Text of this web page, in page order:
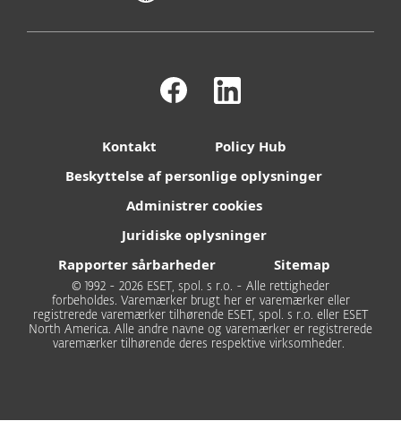
Kontakt
Policy Hub
Beskyttelse af personlige oplysninger
Administrer cookies
Juridiske oplysninger
Rapporter sårbarheder
Sitemap
© 1992 - 2026 ESET, spol. s r.o. - Alle rettigheder
forbeholdes. Varemærker brugt her er varemærker eller
registrerede varemærker tilhørende ESET, spol. s r.o. eller ESET
North America. Alle andre navne og varemærker er registrerede
varemærker tilhørende deres respektive virksomheder.